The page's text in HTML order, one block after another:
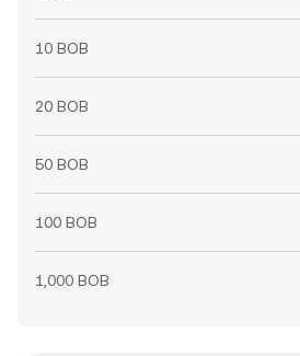
10 BOB
20 BOB
50 BOB
100 BOB
1,000 BOB